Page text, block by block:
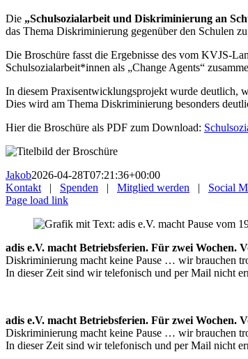
Die „Schulsozialarbeit und Diskriminierung an
das Thema Diskriminierung gegenüber den Schulen
Die Broschüre fasst die Ergebnisse des vom KVJS-
Schulsozialarbeit*innen als „Change Agents“
In diesem Praxisentwicklungsprojekt wurde deutlich,
Dies wird am Thema Diskriminierung besonders
Hier die Broschüre als PDF zum Download:
Jakob2026-04-28T07:21:36+00:00
Kontakt| Spenden | Mitglied werden | Social
Page load link
adis e.V. macht Betriebsferien. Für zwei
Diskriminierung macht keine Pause … wir brauchen
In dieser Zeit sind wir telefonisch und per Mail nicht
adis e.V. macht Betriebsferien. Für zwei
Diskriminierung macht keine Pause … wir brauchen
In dieser Zeit sind wir telefonisch und per Mail nicht